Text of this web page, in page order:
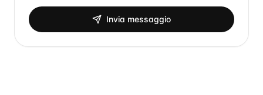
Invia messaggio